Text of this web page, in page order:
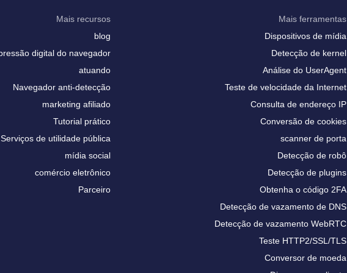
Mais recursos
blog
digital do navegador
atuando
Navegador anti-detecção
marketing afiliado
Tutorial prático
Serviços de utilidade pública
mídia social
comércio eletrônico
Parceiro
Mais ferramentas
Dispositivos de mídia
Detecção de kernel
Análise do UserAgent
Teste de velocidade da Internet
Consulta de endereço IP
Conversão de cookies
scanner de porta
Detecção de robô
Detecção de plugins
Obtenha o código 2FA
Detecção de vazamento de DNS
Detecção de vazamento WebRTC
Teste HTTP2/SSL/TLS
Conversor de moeda